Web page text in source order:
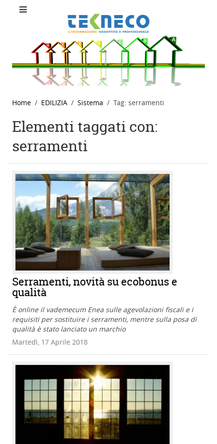
Home EDILIZIA Sistema Tag: serramenti
Elementi taggati con:
serramenti
Serramenti, novità su ecobonus e
qualità
È online il vademecum Enea sulle agevolazioni fiscali e i
requisiti per sostituire i serramenti, mentre sulla posa di
qualità è stato lanciato un marchio
Martedì, 17 Aprile 2018